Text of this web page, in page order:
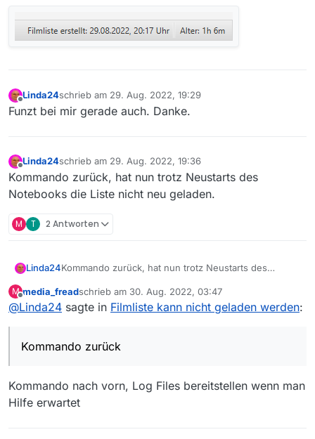
Offline
Linda24schrieb am 29. Aug. 2022, 19:29
zuletzt editiert von
Funzt bei mir gerade auch. Danke.
Linda24schrieb am 29. Aug. 2022, 19:36
zuletzt editiert von
Kommando zurück, hat nun trotz Neustarts des
Notebooks die Liste nicht neu geladen.
M T 2 Antworten
Linda24Kommando zurück, hat nun trotz Neustarts des
M
Offline
media_freadschrieb am 30. Aug. 2022, 03:47
zuletzt editiert von
@Linda24 sagte in Filmliste kann nicht geladen werden:
Kommando zurück
Kommando nach vorn, Log Files bereitstellen wenn man
Hilfe erwartet